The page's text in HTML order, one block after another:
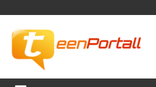
to
TeenPortall